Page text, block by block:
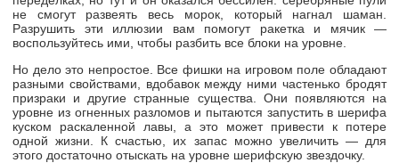
не смогут развеять весь морок, который нагнал шаман.
Разрушить эти иллюзии вам помогут ракетка и мячик —
воспользуйтесь ими, чтобы разбить все блоки на уровне.
Но дело это непростое. Все фишки на игровом поле обладают
разными свойствами, вдобавок между ними частенько бродят
призраки и другие странные существа. Они появляются на
уровне из огненных разломов и пытаются запустить в шерифа
куском раскаленной лавы, а это может привести к потере
одной жизни. К счастью, их запас можно увеличить — для
этого достаточно отыскать на уровне шерифскую звездочку.